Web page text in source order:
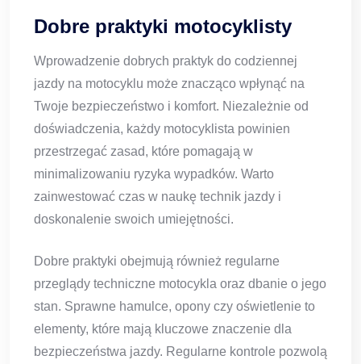
Dobre praktyki motocyklisty
Wprowadzenie dobrych praktyk do codziennej
jazdy na motocyklu może znacząco wpłynąć na
Twoje bezpieczeństwo i komfort. Niezależnie od
doświadczenia, każdy motocyklista powinien
przestrzegać zasad, które pomagają w
minimalizowaniu ryzyka wypadków. Warto
zainwestować czas w naukę technik jazdy i
doskonalenie swoich umiejętności.
Dobre praktyki obejmują również regularne
przeglądy techniczne motocykla oraz dbanie o jego
stan. Sprawne hamulce, opony czy oświetlenie to
elementy, które mają kluczowe znaczenie dla
bezpieczeństwa jazdy. Regularne kontrole pozwolą